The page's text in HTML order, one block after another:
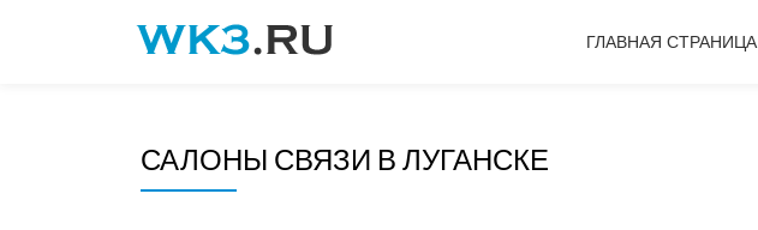
ГЛАВНАЯ СТРАНИЦА
САЛОНЫ СВЯЗИ В ЛУГАНСКЕ